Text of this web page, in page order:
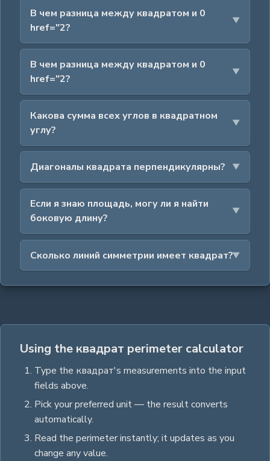
В чем разница между квадратом и 0
href="2?
В чем разница между квадратом и 0
href="2?
Какова сумма всех углов в квадратном
углу?
Диагоналы квадрата перпендикулярны?
Если я знаю площадь, могу ли я найти
боковую длину?
Сколько линий симметрии имеет квадрат?
Using the квадрат perimeter calculator
Type the квадрат's measurements into the input
fields above.
Pick your preferred unit — the result converts
automatically.
Read the perimeterinstantly; it updates as you
change any value.